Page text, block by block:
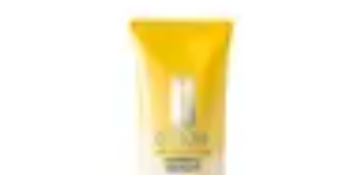
Pratiques de MéditationMéditation et
Plantes Médicinales Comprendre l'Insomnie